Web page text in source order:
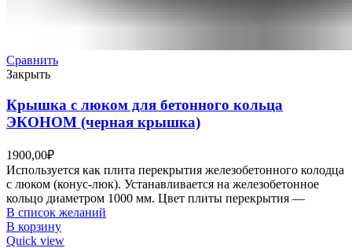
Сравнить
Закрыть
Крышка с люком для бетонного кольца
ЭКОНОМ (черная крышка)
1900,00₽
Используется как плита перекрытия железобетонного колодца
с люком (конус-люк). Устанавливается на железобетонное
кольцо диаметром 1000 мм. Цвет плиты перекрытия —
В список желаний
В корзину
Quick view